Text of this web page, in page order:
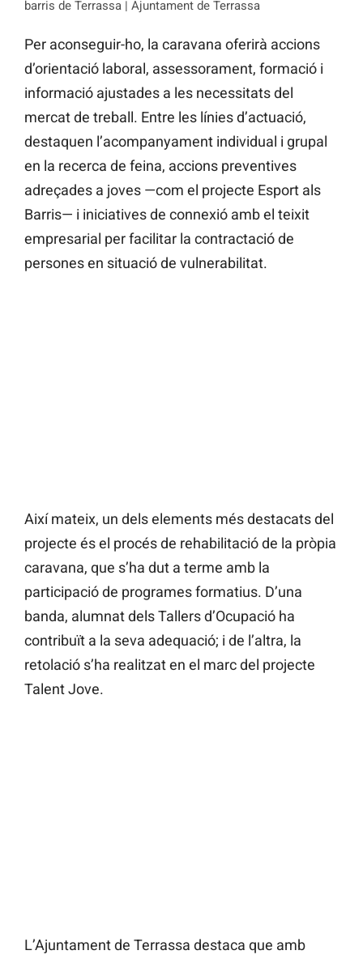
barris de Terrassa | Ajuntament de Terrassa
Per aconseguir-ho, la caravana oferirà accions
d’orientació laboral, assessorament, formació i
informació ajustades a les necessitats del
mercat de treball. Entre les línies d’actuació,
destaquen l’acompanyament individual i grupal
en la recerca de feina, accions preventives
adreçades a joves —com el projecte Esport als
Barris— i iniciatives de connexió amb el teixit
empresarial per facilitar la contractació de
persones en situació de vulnerabilitat.
Així mateix, un dels elements més destacats del
projecte és el procés de rehabilitació de la pròpia
caravana, que s’ha dut a terme amb la
participació de programes formatius. D’una
banda, alumnat dels Tallers d’Ocupació ha
contribuït a la seva adequació; i de l’altra, la
retolació s’ha realitzat en el marc del projecte
Talent Jove.
L’Ajuntament de Terrassa destaca que amb